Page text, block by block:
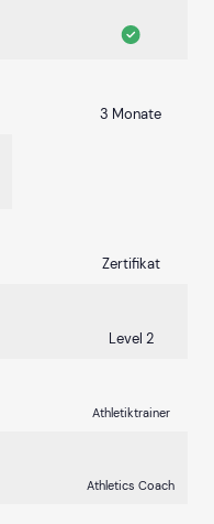
3 Monate
Zertifikat
Level 2
Athletiktrainer
Athletics Coach